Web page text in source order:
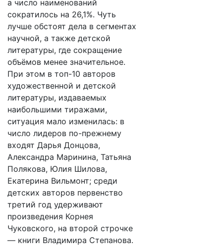
а число наименований
сократилось на 26,1%. Чуть
лучше обстоят дела в сегментах
научной, а также детской
литературы, где сокращение
объёмов менее значительное.
При этом в топ-10 авторов
художественной и детской
литературы, издаваемых
наибольшими тиражами,
ситуация мало изменилась: в
число лидеров по-прежнему
входят Дарья Донцова,
Александра Маринина, Татьяна
Полякова, Юлия Шилова,
Екатерина Вильмонт; среди
детских авторов первенство
третий год удерживают
произведения Корнея
Чуковского, на второй строчке
— книги Владимира Степанова.